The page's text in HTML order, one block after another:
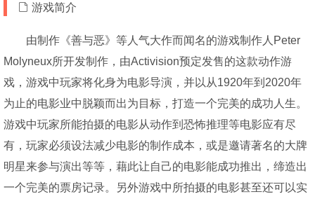
游戏简介
由制作《善与恶》等人气大作而闻名的游戏制作人Peter
Molyneux所开发制作，由Activision预定发售的这款动作游
戏，游戏中玩家将化身为电影导演，并以从1920年到2020年
为止的电影业中脱颖而出为目标，打造一个完美的成功人生。
游戏中玩家所能拍摄的电影从动作到恐怖推理等电影应有尽
有，玩家必须设法减少电影的制作成本，或是邀请著名的大牌
明星来参与演出等等，藉此让自己的电影能成功推出，缔造出
一个完美的票房记录。另外游戏中所拍摄的电影甚至还可以实